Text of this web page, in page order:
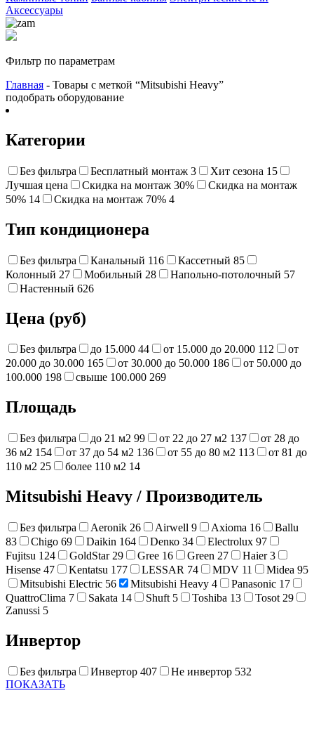
Аксессуары
Фильтр по параметрам
Главная - Товары с меткой “Mitsubishi Heavy”
подобрать оборудование
Категории
Без фильтра Бесплатный монтаж 3 Хит сезона 15
Лучшая цена
Cкидка на монтаж 30%
Скидка на монтаж
50% 14 Cкидка на монтаж 70% 4
Тип кондиционера
Без фильтра Канальный 116 Кассетный 85
Колонный 27 Мобильный 28 Напольно-потолочный 57
Настенный 626
Цена (руб)
Без фильтра до 15.000 44 от 15.000 до 20.000 112
от
20.000 до 30.000 165 от 30.000 до 50.000 186
от 50.000 до
100.000 198 свыше 100.000 269
Площадь
Без фильтра до 21 м2 99 от 22 до 27 м2 137
от 28 до
36 м2 154 от 37 до 54 м2 136 от 55 до 80 м2 113
от 81 до
110 м2 25 более 110 м2 14
Mitsubishi Heavy / Производитель
Без фильтра Aeronik 26 Airwell 9 Axioma 16
Ballu
83
Chigo 69 Daikin 164 Denко 34 Electrolux 97
Fujitsu 124 GoldStar 29 Gree 16 Green 27 Haier 3
Hisense 47 Kentatsu 177 LESSAR 74 MDV 11 Midea 95
Mitsubishi Electric 56 Mitsubishi Heavy 4 Panasonic 17
QuattroClima 7 Sakata 14 Shuft 5 Toshiba 13 Tosot 29
Zanussi 5
Инвертор
Без фильтра Инвертор 407 Не инвертор 532
ПОКАЗАТЬ